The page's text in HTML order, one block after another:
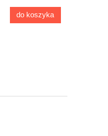
do koszyka